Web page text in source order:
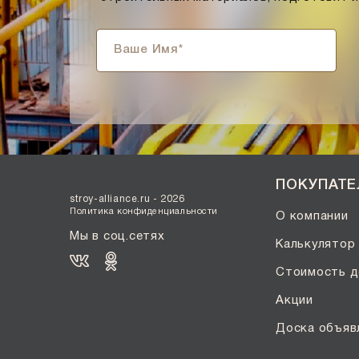
Солома С23
Супер-белый
Супербелый
Темно-Коричневый, Коричневый
Темно-красный
Темно-серый
Флеш-обжиг
Черно-коричневый
Черно-фиолетовый, бордовый
stroy-alliance.ru - 2026
Политика конфиденциальности
Мы в соц.сетях
О компании
Калькулятор
Стоимость
Акции
Доска